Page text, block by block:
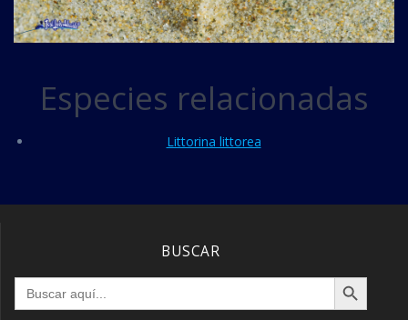
Especies relacionadas
Littorina littorea
BUSCAR
Buscar: Botón de búsqueda